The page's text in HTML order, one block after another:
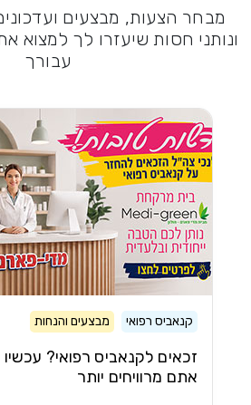
מבחר הצעות, מבצעים
ונותני חסות שיעזרו לך למצוא
עבורך
קנאביס רפואי מבצעים והנחות
זכאים לקנאביס רפואי? עכשיו
אתם מרוויחים יותר